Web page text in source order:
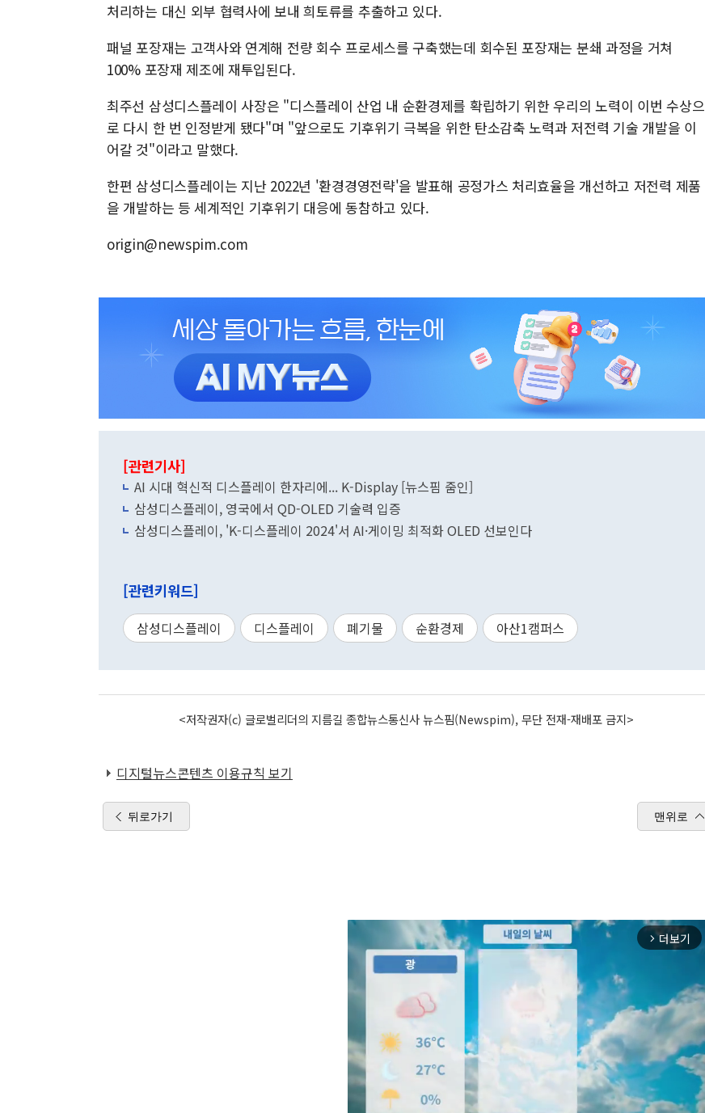
처리하는 대신 외부 협력사에 보내 희토류를 추출하고 있다.
패널 포장재는 고객사와 연계해 전량 회수 프로세스를 구축했는데 회수된 포장재는 분쇄 과정을 거쳐
100% 포장재 제조에 재투입된다.
최주선 삼성디스플레이 사장은 "디스플레이 산업 내 순환경제를 확립하기 위한 우리의 노력이 이번 수상으
로 다시 한 번 인정받게 됐다"며 "앞으로도 기후위기 극복을 위한 탄소감축 노력과 저전력 기술 개발을 이
어갈 것"이라고 말했다.
한편 삼성디스플레이는 지난 2022년 '환경경영전략'을 발표해 공정가스 처리효율을 개선하고 저전력 제품
을 개발하는 등 세계적인 기후위기 대응에 동참하고 있다.
origin@newspim.com
[관련기사]
AI 시대 혁신적 디스플레이 한자리에... K-Display [뉴스핌 줌인]
삼성디스플레이, 영국에서 QD-OLED 기술력 입증
삼성디스플레이, 'K-디스플레이 2024'서 AI·게이밍 최적화 OLED 선보인다
[관련키워드]
삼성디스플레이 디스플레이 폐기물 순환경제 아산1캠퍼스
<저작권자(c) 글로벌리더의 지름길 종합뉴스통신사 뉴스핌(Newspim), 무단 전재-재배포 금지>
디지털뉴스콘텐츠 이용규칙 보기
뒤로가기 맨위로
arrow_forward_ios 더보기